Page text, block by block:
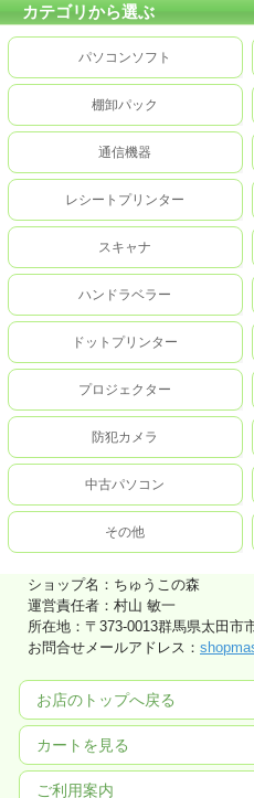
カテゴリから選ぶ
パソコンソフト
棚卸パック
通信機器
レシートプリンター
スキャナ
ハンドラベラー
ドットプリンター
プロジェクター
防犯カメラ
中古パソコン
その他
ショップ名：ちゅうこの森
運営責任者：村山 敏一
所在地：〒373-0013群馬県太田市
お問合せメールアドレス：
お店のトップへ戻る
カートを見る
ご利用案内